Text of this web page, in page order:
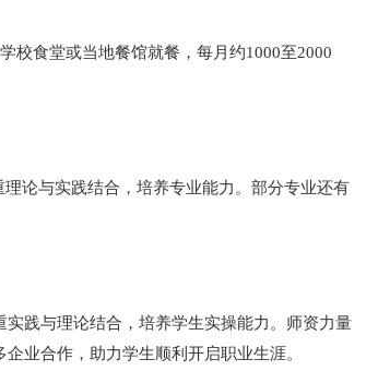
校食堂或当地餐馆就餐，每月约1000至2000
论与实践结合，培养专业能力。部分专业还有
践与理论结合，培养学生实操能力。师资力量
业合作，助力学生顺利开启职业生涯。